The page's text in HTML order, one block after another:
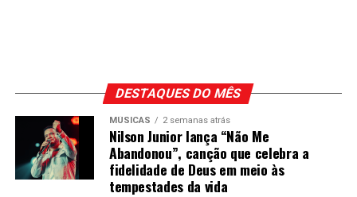
DESTAQUES DO MÊS
MÚSICAS 2 semanas atrás
Nilson Junior lança “Não Me
Abandonou”, canção que celebra a
fidelidade de Deus em meio às
tempestades da vida